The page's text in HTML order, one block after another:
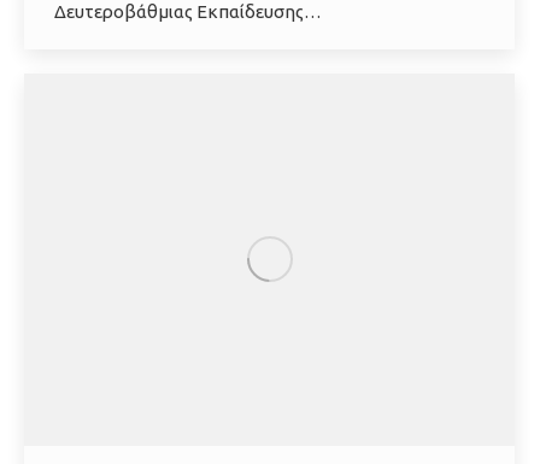
Δευτεροβάθμιας Εκπαίδευσης…